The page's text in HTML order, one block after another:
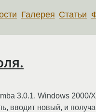
Галерея Статьи
3.0.1. Windows 2000/
вводит новый, и